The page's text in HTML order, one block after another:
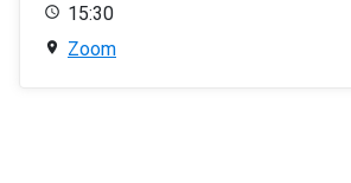
15:30
Zoom